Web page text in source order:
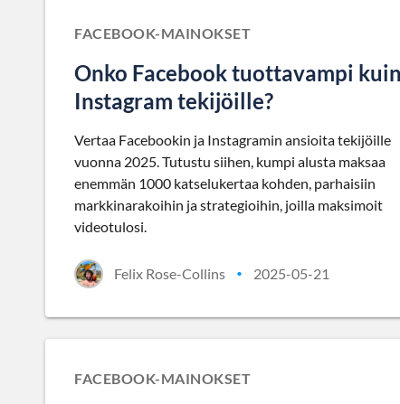
FACEBOOK-MAINOKSET
Onko Facebook tuottavampi kuin
Instagram tekijöille?
Vertaa Facebookin ja Instagramin ansioita tekijöille
vuonna 2025. Tutustu siihen, kumpi alusta maksaa
enemmän 1000 katselukertaa kohden, parhaisiin
markkinarakoihin ja strategioihin, joilla maksimoit
videotulosi.
Felix Rose-Collins • 2025-05-21
FACEBOOK-MAINOKSET